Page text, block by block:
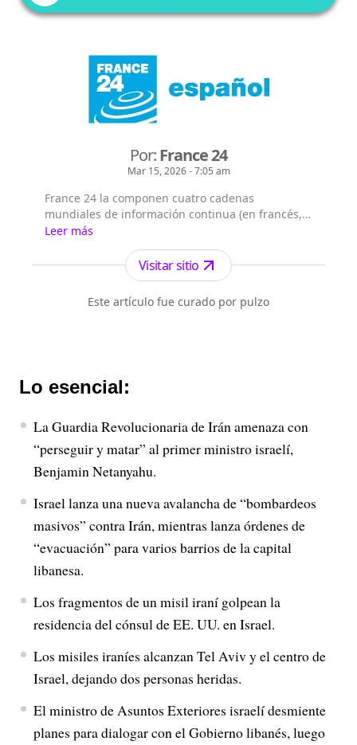
Por:France 24
Mar 15, 2026 - 7:05 am
France 24 la componen cuatro cadenas
mundiales de información continua (en francés,
árabe, inglés y español), que emiten las 24/7 en
355 millones de hogares en los 5 continentes.
France 24 cuenta con 61,2 millones de
telespectadores semanales (medición realizada
en 67 países de los 183 en los que se emite al
menos una de las cadenas) y es el primer ca...
Leer más
Visitar sitio
Este artículo fue curado por pulzo
Lo esencial:
La Guardia Revolucionaria de Irán amenaza con
“perseguir y matar” al primer ministro israelí,
Benjamin Netanyahu.
Israel lanza una nueva avalancha de “bombardeos
masivos” contra Irán, mientras lanza órdenes de
“evacuación” para varios barrios de la capital
libanesa.
Los fragmentos de un misil iraní golpean la
residencia del cónsul de EE. UU. en Israel.
Los misiles iraníes alcanzan Tel Aviv y el centro de
Israel, dejando dos personas heridas.
El ministro de Asuntos Exteriores israelí desmiente
planes para dialogar con el Gobierno libanés, luego